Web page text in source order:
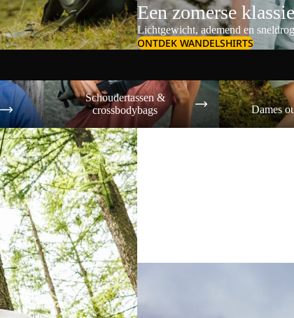
Een zomerse
Lichtgewicht, ademend en
ONTDEK WANDELSHIRTS
Schoudertassen & crossbodybags
Schoudertassen &
crossbodybags
Dames outdoor
Dames